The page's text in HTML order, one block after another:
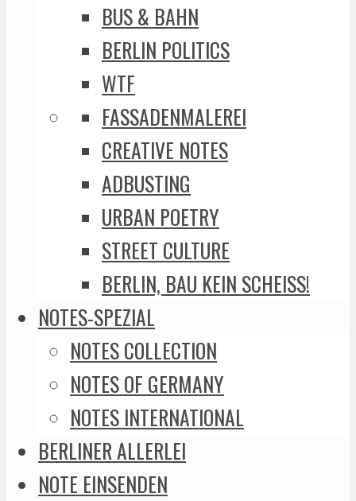
BUS & BAHN
BERLIN POLITICS
WTF
FASSADENMALEREI
CREATIVE NOTES
ADBUSTING
URBAN POETRY
STREET CULTURE
BERLIN, BAU KEIN SCHEISS!
NOTES-SPEZIAL
NOTES COLLECTION
NOTES OF GERMANY
NOTES INTERNATIONAL
BERLINER ALLERLEI
NOTE EINSENDEN